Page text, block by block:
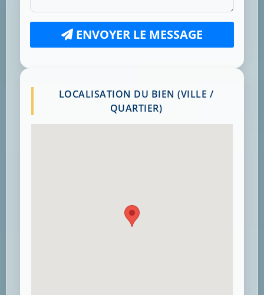
ENVOYER LE MESSAGE
LOCALISATION DU BIEN (VILLE /
QUARTIER)